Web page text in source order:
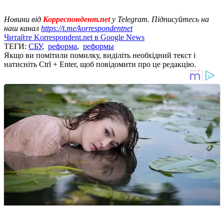
Новини від Корреспондент.netу Telegram. Підписуйтесь на
наш канал https://t.me/korrespondentnet
Читайте Korrespondent.net в Google News
ТЕГИ: СБУ, реформа, реформы
Якщо ви помітили помилку, виділіть необхідний текст і
натисніть Ctrl + Enter, щоб повідомити про це редакцію.